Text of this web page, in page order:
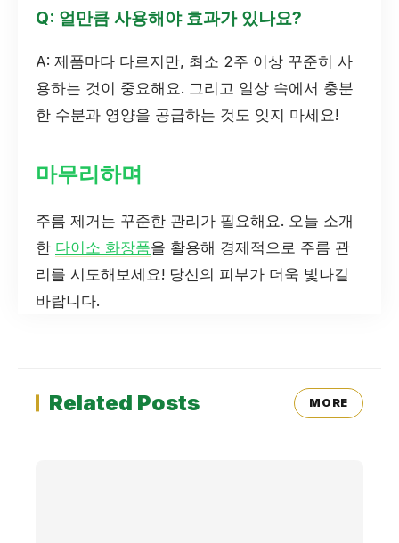
Q: 얼만큼 사용해야 효과가 있나요?
A: 제품마다 다르지만, 최소 2주 이상 꾸준히 사
용하는 것이 중요해요. 그리고 일상 속에서 충분
한 수분과 영양을 공급하는 것도 잊지 마세요!
마무리하며
주름 제거는 꾸준한 관리가 필요해요. 오늘 소개
한 다이소 화장품을 활용해 경제적으로 주름 관
리를 시도해보세요! 당신의 피부가 더욱 빛나길
바랍니다.
Related Posts MORE